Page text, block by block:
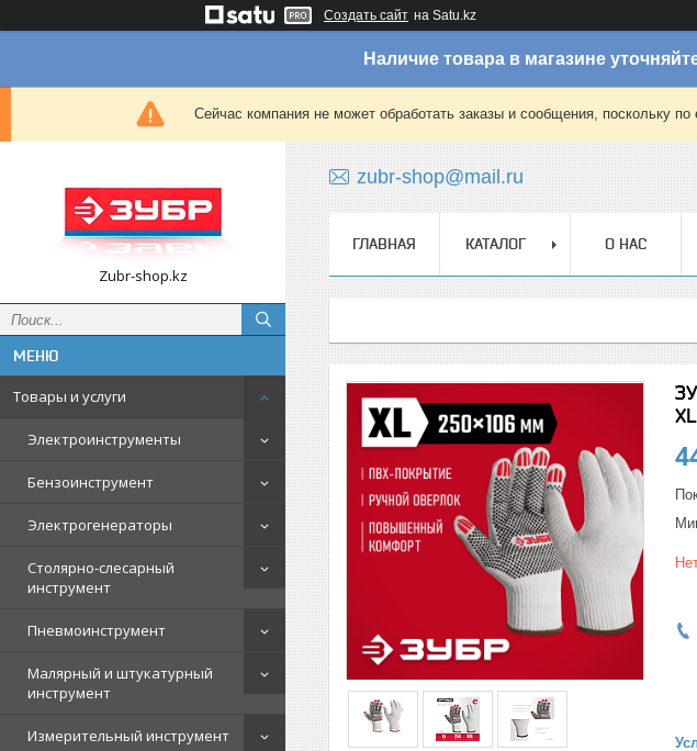
Создать сайт на Satu.kz
Наличие товара в магазине
Сейчас компания не может обработать заказы и сообщения, поскольку
Zubr-shop.kz
Товары и услуги
Электроинструменты
Бензоинструмент
Электрогенераторы
Столярно-слесарный
инструмент
Пневмоинструмент
Малярный и штукатурный
инструмент
Измерительный инструмент
zubr-shop@mail.ru
ГЛАВНАЯ КАТАЛОГ О НАС